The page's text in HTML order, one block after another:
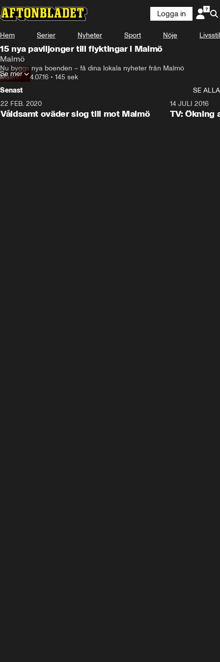
Logga in
Hem Serier Nyheter Sport Nöje Livsstil
15 nya paviljonger till flyktingar i Malmö
Malmö
Nu byggs nya boenden – få dina lokala nyheter från Malmö
Malmö•14.07.16 • 145 sek
Se mer
Senast
SE ALLA
22 FEB. 2020
Våldsamt oväder slog till mot Malmö
14 JULI 2016
TV: Ökning